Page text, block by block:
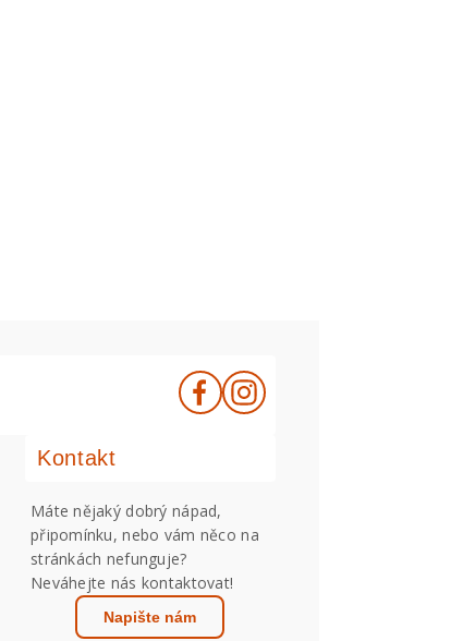
Kontakt
Máte nějaký dobrý nápad,
připomínku, nebo vám něco na
stránkách nefunguje?
Neváhejte nás kontaktovat!
Napište nám